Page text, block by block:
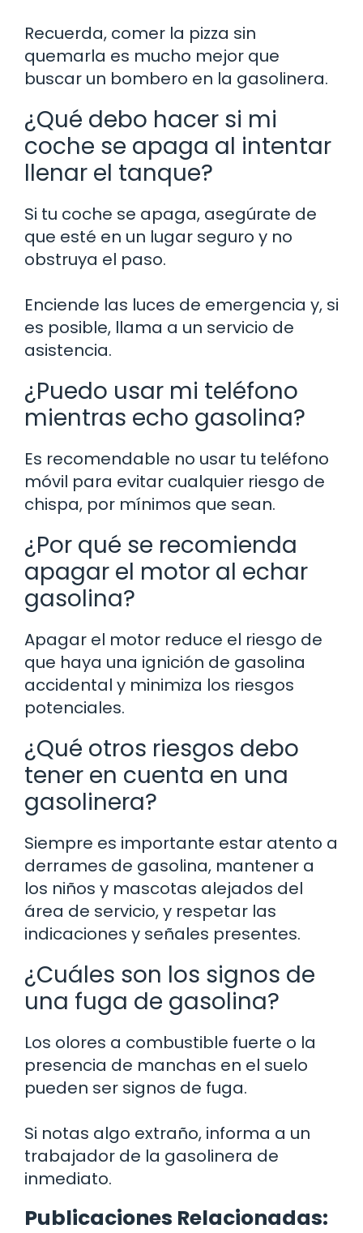
Recuerda, comer la pizza sin
quemarla es mucho mejor que
buscar un bombero en la gasolinera.
¿Qué debo hacer si mi
coche se apaga al intentar
llenar el tanque?
Si tu coche se apaga, asegúrate de
que esté en un lugar seguro y no
obstruya el paso.
Enciende las luces de emergencia y, si
es posible, llama a un servicio de
asistencia.
¿Puedo usar mi teléfono
mientras echo gasolina?
Es recomendable no usar tu teléfono
móvil para evitar cualquier riesgo de
chispa, por mínimos que sean.
¿Por qué se recomienda
apagar el motor al echar
gasolina?
Apagar el motor reduce el riesgo de
que haya una ignición de gasolina
accidental y minimiza los riesgos
potenciales.
¿Qué otros riesgos debo
tener en cuenta en una
gasolinera?
Siempre es importante estar atento a
derrames de gasolina, mantener a
los niños y mascotas alejados del
área de servicio, y respetar las
indicaciones y señales presentes.
¿Cuáles son los signos de
una fuga de gasolina?
Los olores a combustible fuerte o la
presencia de manchas en el suelo
pueden ser signos de fuga.
Si notas algo extraño, informa a un
trabajador de la gasolinera de
inmediato.
Publicaciones Relacionadas: